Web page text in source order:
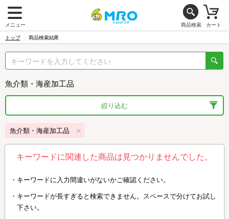
メニュー 商品検索 カート
トップ 商品検索結果
魚介類・海産加工品
絞り込む
魚介類・海産加工品
キーワードに関連した商品は見つかりませんでした。
キーワードに入力間違いがないかご確認ください。
キーワードが長すぎると検索できません。スペースで分けてお試し
下さい。